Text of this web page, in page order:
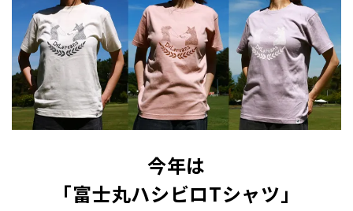
今年は
「富士丸ハシビロTシャツ」